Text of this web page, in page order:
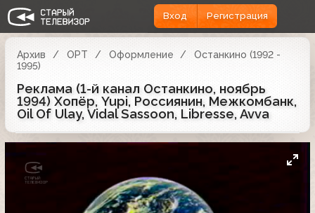
Вход Регистрация
Архив ОРТ Оформление
Останкино (1992 -
1995)
Реклама (1-й канал Останкино, ноябрь
1994) Хопёр, Yupi, Россиянин, Межкомбанк,
Oil Of Ulay, Vidal Sassoon, Libresse, Avva